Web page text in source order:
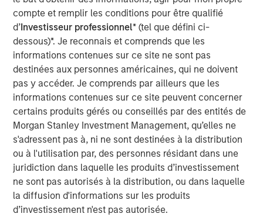
compte et remplir les conditions pour être qualifié
d’Investisseur professionnel* (tel que défini ci-
dessous)*. Je reconnais et comprends que les
informations contenues sur ce site ne sont pas
destinées aux personnes américaines, qui ne doivent
pas y accéder. Je comprends par ailleurs que les
informations contenues sur ce site peuvent concerner
certains produits gérés ou conseillés par des entités de
Morgan Stanley Investment Management, qu’elles ne
s'adressent pas à, ni ne sont destinées à la distribution
ou à l'utilisation par, des personnes résidant dans une
juridiction dans laquelle les produits d’investissement
ne sont pas autorisés à la distribution, ou dans laquelle
la diffusion d'informations sur les produits
d’investissement n'est pas autorisée.
and other companion pets. A leader in the fields of pet
health and nutrition, the Company is well known for its
innovative product development and commitment to
sustainable practices.
“We are grateful to have partnered with the extraordinary
management team at Manna Pro during a period of
tremendous growth as they advanced their position as a
leading provider of pet health and nutrition,” said Aaron
Sack, Head of Morgan Stanley Capital Partners. “During
MSCP’s ownership, Manna Pro built on its long history
with strong organic growth and benefited from several
critical companion pet acquisitions, including Fruitables,
Hero Pet and most recently Doggie Dailies, that expanded
Manna Pro’s online presence and created opportunities to
reshape the supply chain and operations. We’re excited